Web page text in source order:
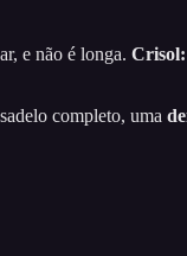
e não é longa. Crisol:
completo, uma